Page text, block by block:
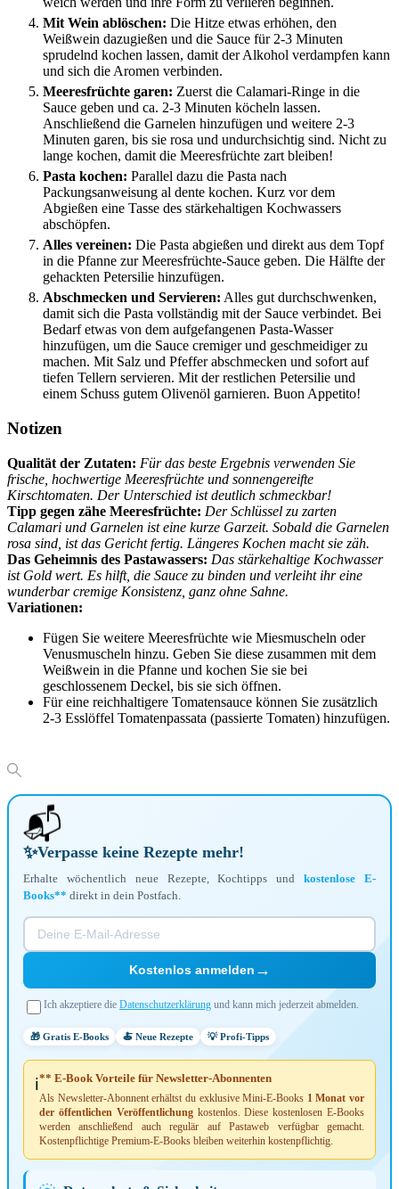
Mit Wein ablöschen: Die Hitze etwas erhöhen, den
Weißwein dazugießen und die Sauce für 2-3 Minuten
sprudelnd kochen lassen, damit der Alkohol verdampfen kann
und sich die Aromen verbinden.
Meeresfrüchte garen: Zuerst die Calamari-Ringe in die
Sauce geben und ca. 2-3 Minuten köcheln lassen.
Anschließend die Garnelen hinzufügen und weitere 2-3
Minuten garen, bis sie rosa und undurchsichtig sind. Nicht zu
lange kochen, damit die Meeresfrüchte zart bleiben!
Pasta kochen: Parallel dazu die Pasta nach
Packungsanweisung al dente kochen. Kurz vor dem
Abgießen eine Tasse des stärkehaltigen Kochwassers
abschöpfen.
Alles vereinen: Die Pasta abgießen und direkt aus dem Topf
in die Pfanne zur Meeresfrüchte-Sauce geben. Die Hälfte der
gehackten Petersilie hinzufügen.
Abschmecken und Servieren: Alles gut durchschwenken,
damit sich die Pasta vollständig mit der Sauce verbindet. Bei
Bedarf etwas von dem aufgefangenen Pasta-Wasser
hinzufügen, um die Sauce cremiger und geschmeidiger zu
machen. Mit Salz und Pfeffer abschmecken und sofort auf
tiefen Tellern servieren. Mit der restlichen Petersilie und
einem Schuss gutem Olivenöl garnieren. Buon Appetito!
Notizen
Qualität der Zutaten: Für das beste Ergebnis verwenden Sie
frische, hochwertige Meeresfrüchte und sonnengereifte
Kirschtomaten. Der Unterschied ist deutlich schmeckbar!
Tipp gegen zähe Meeresfrüchte: Der Schlüssel zu zarten
Calamari und Garnelen ist eine kurze Garzeit. Sobald die Garnelen
rosa sind, ist das Gericht fertig. Längeres Kochen macht sie zäh.
Das Geheimnis des Pastawassers: Das stärkehaltige Kochwasser
ist Gold wert. Es hilft, die Sauce zu binden und verleiht ihr eine
wunderbar cremige Konsistenz, ganz ohne Sahne.
Variationen:
Fügen Sie weitere Meeresfrüchte wie Miesmuscheln oder
Venusmuscheln hinzu. Geben Sie diese zusammen mit dem
Weißwein in die Pfanne und kochen Sie sie bei
geschlossenem Deckel, bis sie sich öffnen.
Für eine reichhaltigere Tomatensauce können Sie zusätzlich
2-3 Esslöffel Tomatenpassata (passierte Tomaten) hinzufügen.
📬
✨Verpasse keine Rezepte mehr!
Erhalte wöchentlich neue Rezepte, Kochtipps undkostenlose E-
Books** direkt in dein Postfach.
Kostenlos anmelden →
Ich akzeptiere die Datenschutzerklärung und kann mich jederzeit abmelden.
🎁 Gratis E-Books 🍝 Neue Rezepte 💡 Profi-Tipps
ℹ️** E-Book Vorteile für Newsletter-Abonnenten
Als Newsletter-Abonnent erhältst du exklusive Mini-E-Books 1 Monat vor
der öffentlichen Veröffentlichungkostenlos. Diese kostenlosen E-Books
werden anschließend auch regulär auf Pastaweb verfügbar gemacht.
Kostenpflichtige Premium-E-Books bleiben weiterhin kostenpflichtig.